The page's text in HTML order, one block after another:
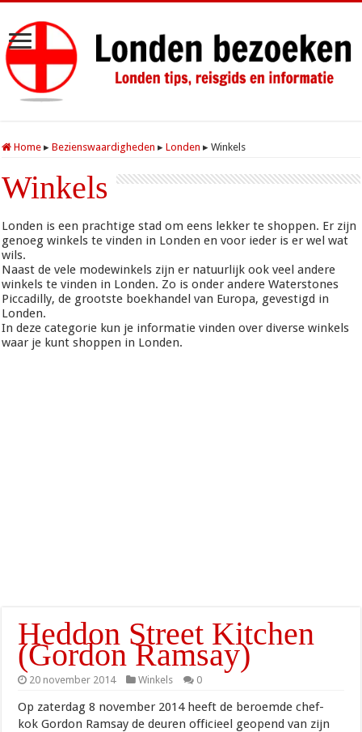
Home ▸ Bezienswaardigheden ▸ Londen ▸ Winkels
Winkels
Londen is een prachtige stad om eens lekker te shoppen. Er zijn
genoeg winkels te vinden in Londen en voor ieder is er wel wat
wils.
Naast de vele modewinkels zijn er natuurlijk ook veel andere
winkels te vinden in Londen. Zo is onder andere Waterstones
Piccadilly, de grootste boekhandel van Europa, gevestigd in
Londen.
In deze categorie kun je informatie vinden over diverse winkels
waar je kunt shoppen in Londen.
Heddon Street Kitchen
(Gordon Ramsay)
20 november 2014 Winkels 0
Op zaterdag 8 november 2014 heeft de beroemde chef-
kok Gordon Ramsay de deuren officieel geopend van zijn